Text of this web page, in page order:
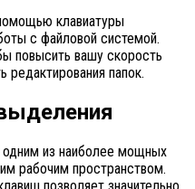
клавиатуры
с файловой системой.
повысить вашу скорость
папок.
одним из наиболее мощных
рабочим пространством.